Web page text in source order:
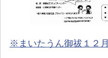
※まいたうん御祓１２月